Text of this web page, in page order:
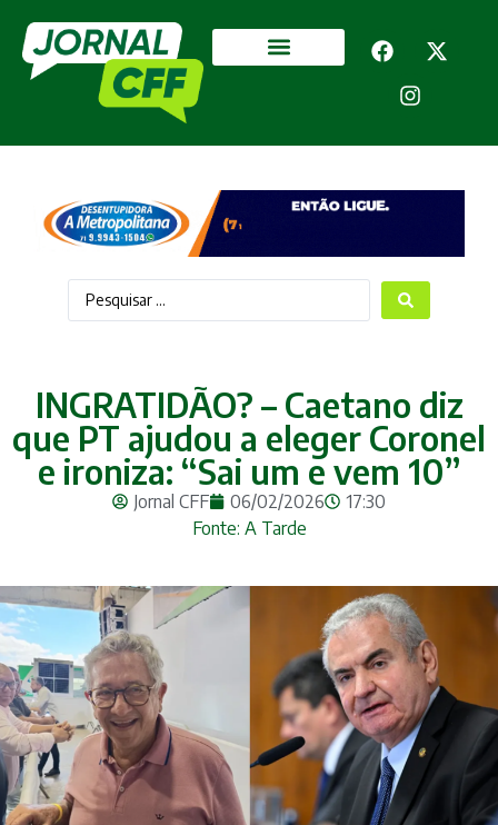
INGRATIDÃO? – Caetano diz
que PT ajudou a eleger Coronel
e ironiza: “Sai um e vem 10”
Jornal CFF 06/02/2026
17:30
Fonte: A Tarde